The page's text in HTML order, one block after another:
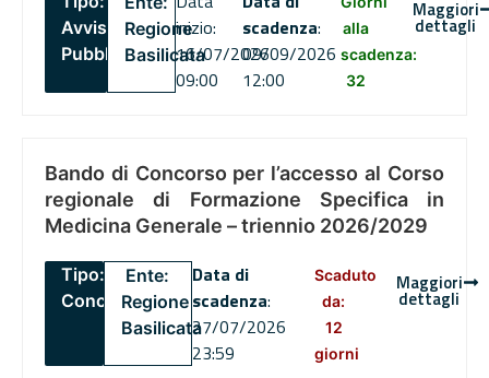
Avviso
Pubblico
Regione
Basilicata
inizio:
16/07/2026
09:00
scadenza:
09/09/2026
12:00
alla
scadenza:
32
Maggiori
dettagli
Bando di Concorso per l’accesso al Corso
regionale di Formazione Specifica in
Medicina Generale – triennio 2026/2029
Tipo:
Concorsi
Ente:
Regione
Basilicata
Data di
scadenza:
27/07/2026
23:59
Scaduto
da:
12
giorni
Maggiori
dettagli